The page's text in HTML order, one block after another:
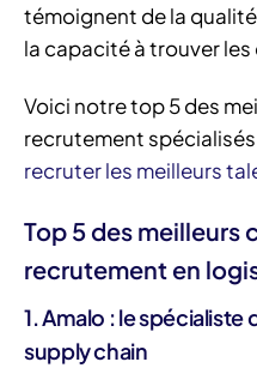
témoignent de la
la capacité à trouver
Voici notre top 5 des
recrutement
recruter les meilleurs
Top 5 des meilleurs
recrutement en
1. Amalo : le spécialiste
supply chain